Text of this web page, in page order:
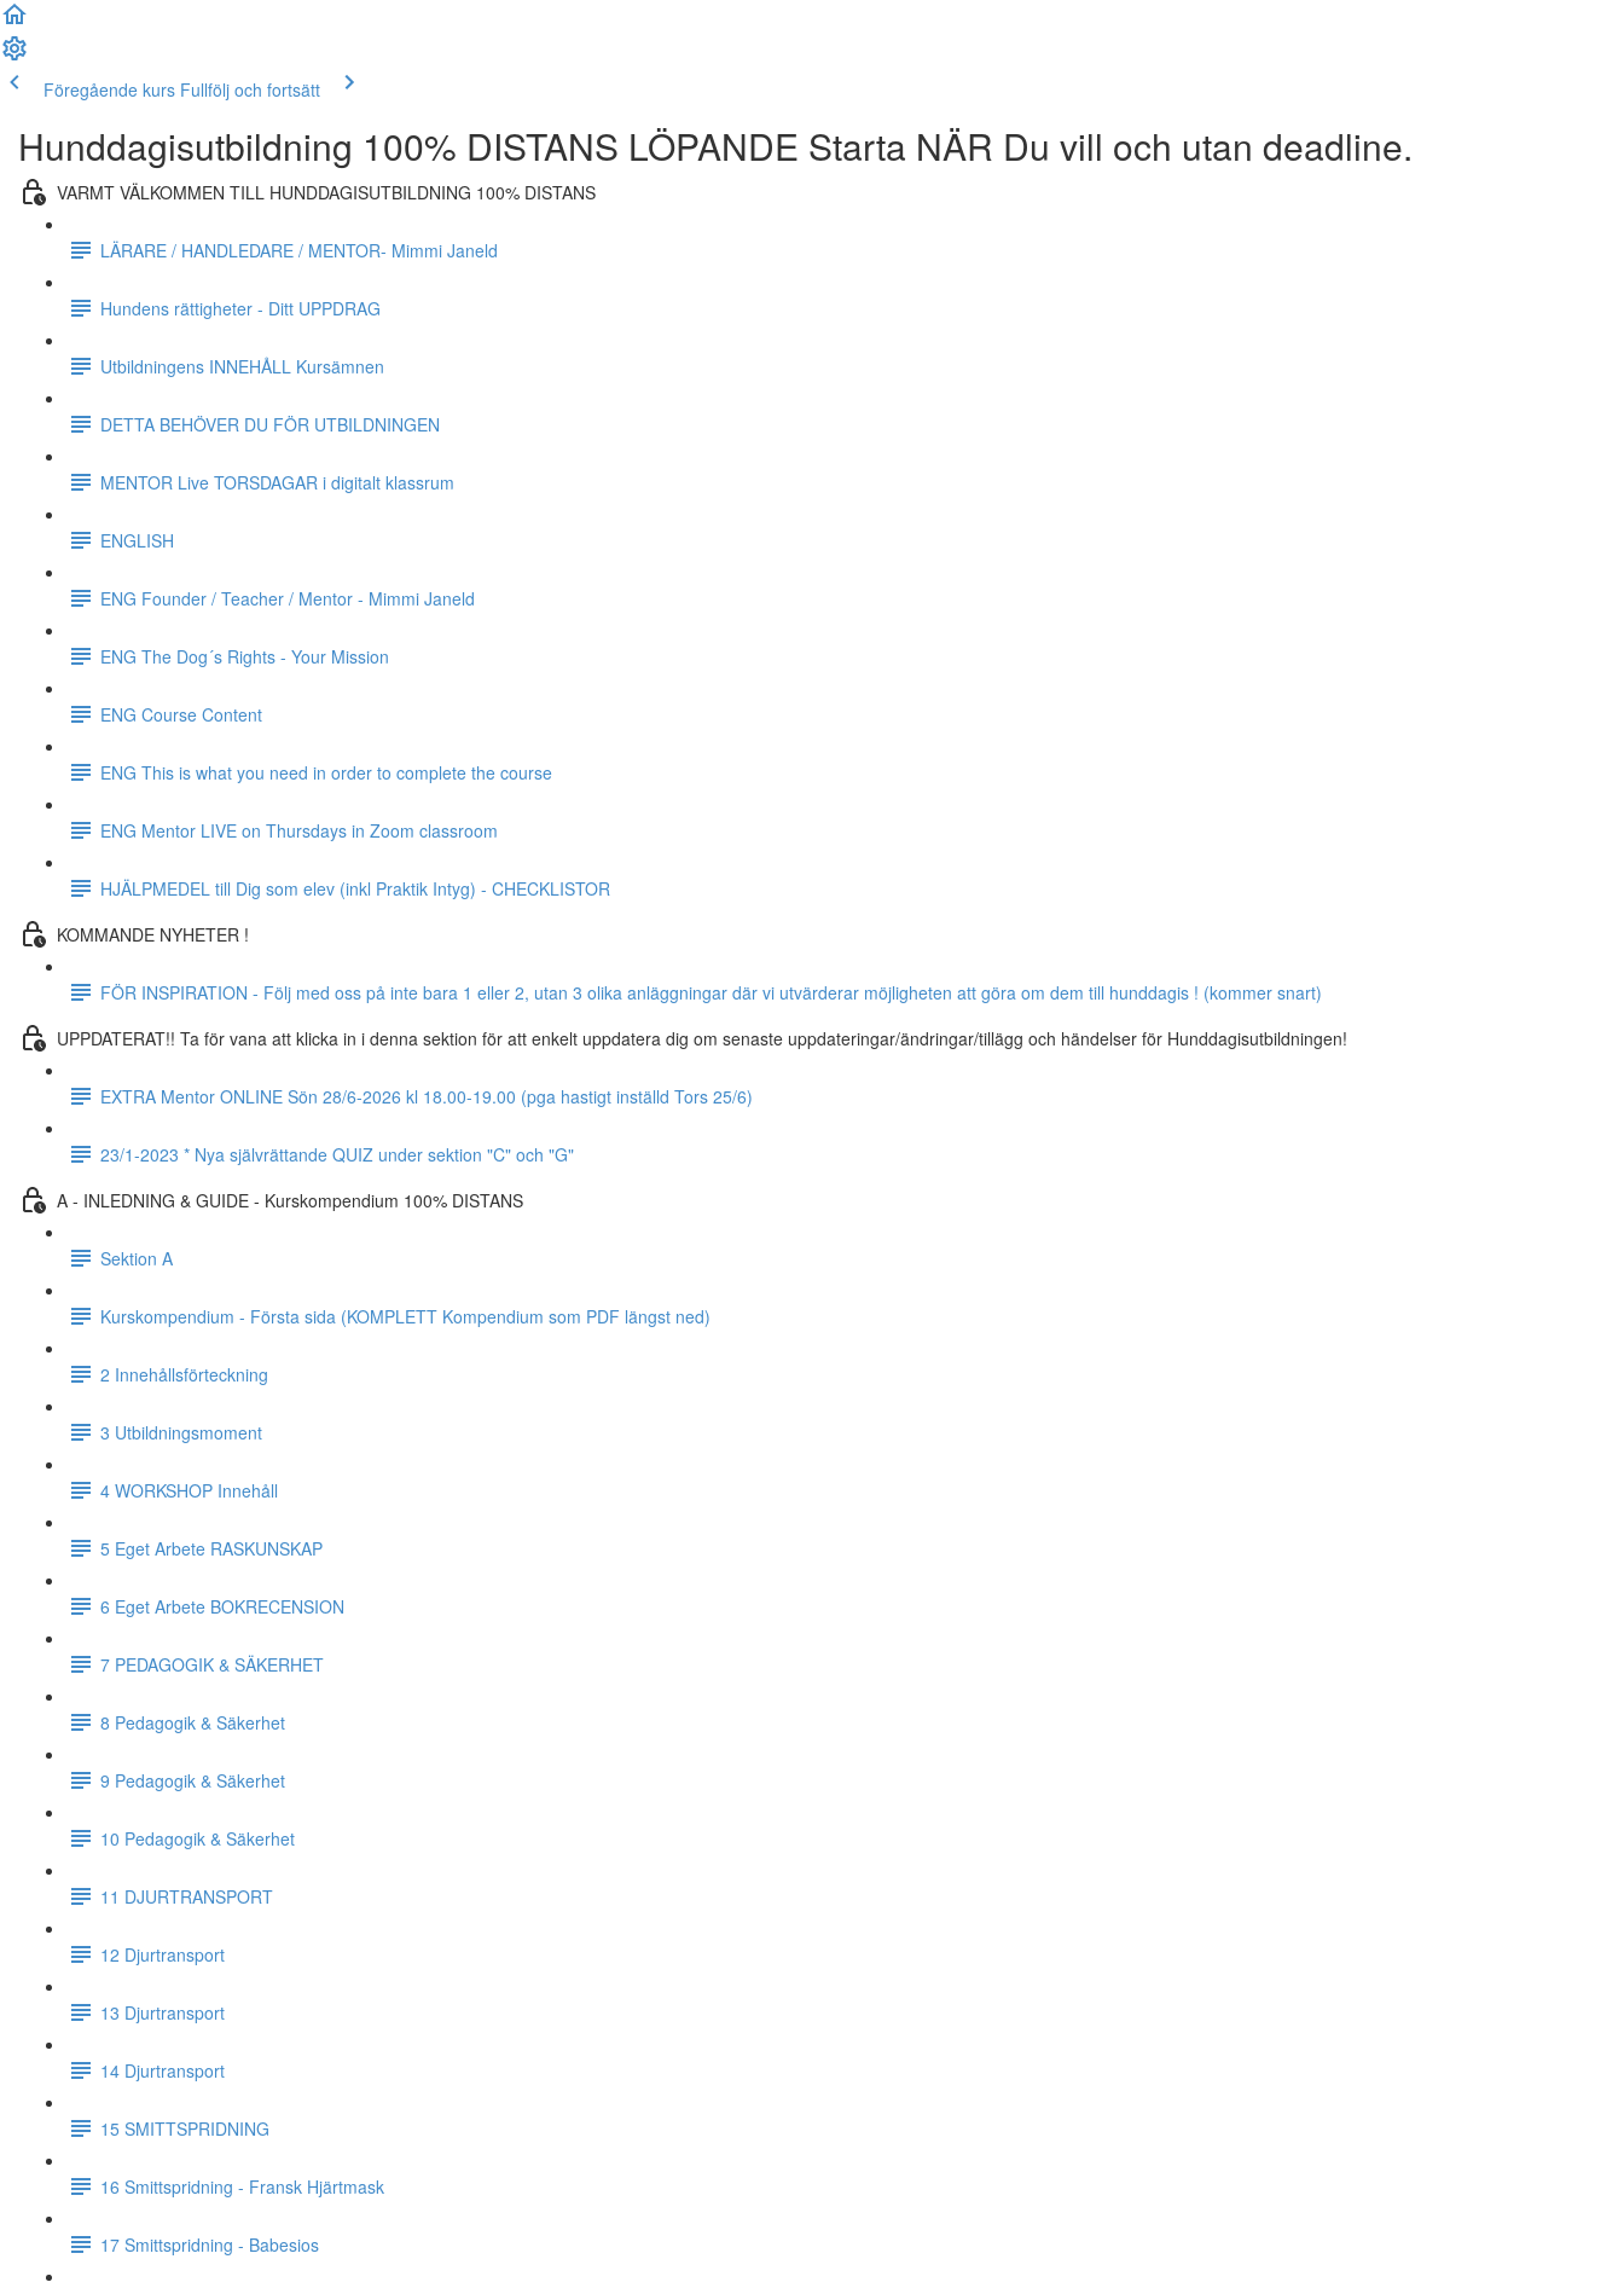
Föregående kurs Fullfölj och fortsätt
Hunddagisutbildning 100% DISTANS LÖPANDE Starta NÄR Du vill och utan deadline.
VARMT VÄLKOMMEN TILL HUNDDAGISUTBILDNING 100% DISTANS
LÄRARE / HANDLEDARE / MENTOR- Mimmi Janeld
Hundens rättigheter - Ditt UPPDRAG
Utbildningens INNEHÅLL Kursämnen
DETTA BEHÖVER DU FÖR UTBILDNINGEN
MENTOR Live TORSDAGAR i digitalt klassrum
ENGLISH
ENG Founder / Teacher / Mentor - Mimmi Janeld
ENG The Dog´s Rights - Your Mission
ENG Course Content
ENG This is what you need in order to complete the course
ENG Mentor LIVE on Thursdays in Zoom classroom
HJÄLPMEDEL till Dig som elev (inkl Praktik Intyg) - CHECKLISTOR
KOMMANDE NYHETER !
FÖR INSPIRATION - Följ med oss ​​på inte bara 1 eller 2, utan 3 olika anläggningar där vi utvärderar möjligheten att göra om dem till hunddagis ! (kommer snart)
UPPDATERAT!! Ta för vana att klicka in i denna sektion för att enkelt uppdatera dig om senaste uppdateringar/ändringar/tillägg och händelser för Hunddagisutbildningen!
EXTRA Mentor ONLINE Sön 28/6-2026 kl 18.00-19.00 (pga hastigt inställd Tors 25/6)
23/1-2023 * Nya självrättande QUIZ under sektion "C" och "G"
A - INLEDNING & GUIDE - Kurskompendium 100% DISTANS
Sektion A
Kurskompendium - Första sida (KOMPLETT Kompendium som PDF längst ned)
2 Innehållsförteckning
3 Utbildningsmoment
4 WORKSHOP Innehåll
5 Eget Arbete RASKUNSKAP
6 Eget Arbete BOKRECENSION
7 PEDAGOGIK & SÄKERHET
8 Pedagogik & Säkerhet
9 Pedagogik & Säkerhet
10 Pedagogik & Säkerhet
11 DJURTRANSPORT
12 Djurtransport
13 Djurtransport
14 Djurtransport
15 SMITTSPRIDNING
16 Smittspridning - Fransk Hjärtmask
17 Smittspridning - Babesios